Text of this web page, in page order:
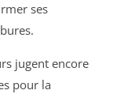
ses
jugent encore
pour la